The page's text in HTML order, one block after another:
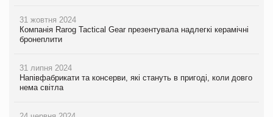
31 жовтня 2024
Компанія Rarog Tactical Gear презентувала надлегкі керамічні
бронеплити
31 липня 2024
Напівфабрикати та консерви, які стануть в пригоді, коли довго
нема світла